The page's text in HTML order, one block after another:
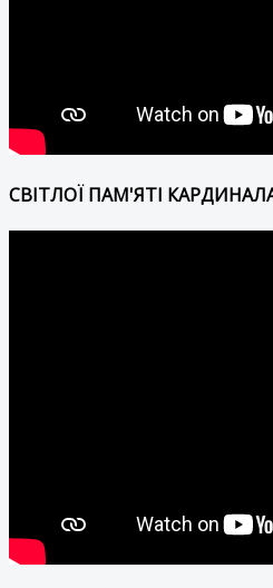
СВІТЛОЇ ПАМ'ЯТІ